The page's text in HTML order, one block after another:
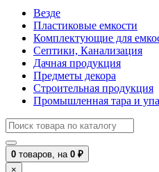
Везде
Пластиковые емкости
Комплектующие для
Септики, Канализация
Дачная продукция
Предметы декора
Строительная продукция
Промышленная тара и
0 товаров, на 0 ₽
×